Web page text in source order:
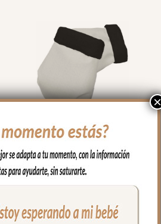
6553 Guantes Alaska
Crudo
Seleccionar opciones
×